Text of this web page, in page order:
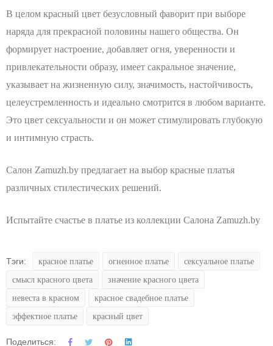
В целом красный цвет безусловный фаворит при выборе
наряда для прекрасной половины нашего общества. Он
формирует настроение, добавляет огня, уверенности и
привлекательности образу, имеет сакральное значение,
указывает на жизненную силу, значимость, настойчивость,
целеустремленность и идеально смотрится в любом варианте.
Это цвет сексуальности и он может стимулировать глубокую
и интимную страсть.
Салон Zamuzh.by предлагает на выбор красные платья
различных стилестических решений.
Испытайте счастье в платье из коллекции Салона Zamuzh.by
Тэги: красное платье огненное платье
сексуальное платье
смысл красного цвета
значение красного цвета
невеста в красном
красное свадебное платье
эффектное платье
красный цвет
Поделиться: